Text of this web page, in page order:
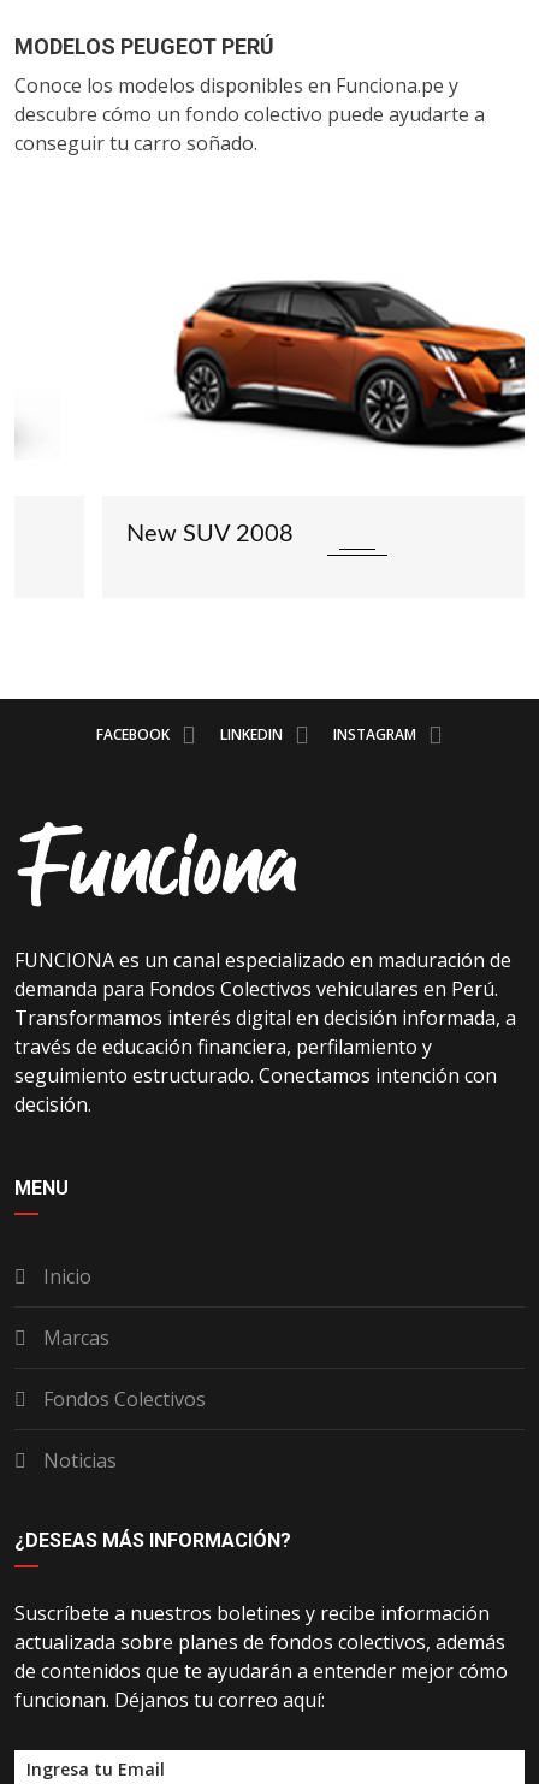
MODELOS PEUGEOT PERÚ
Conoce los modelos disponibles en Funciona.pe y
descubre cómo un fondo colectivo puede ayudarte a
conseguir tu carro soñado.
New SUV 2008
FACEBOOK LINKEDIN INSTAGRAM
FUNCIONA es un canal especializado en maduración de
demanda para Fondos Colectivos vehiculares en Perú.
Transformamos interés digital en decisión informada, a
través de educación financiera, perfilamiento y
seguimiento estructurado. Conectamos intención con
decisión.
MENU
Inicio
Marcas
Fondos Colectivos
Noticias
¿DESEAS MÁS INFORMACIÓN?
Suscríbete a nuestros boletines y recibe información
actualizada sobre planes de fondos colectivos, además
de contenidos que te ayudarán a entender mejor cómo
funcionan. Déjanos tu correo aquí: